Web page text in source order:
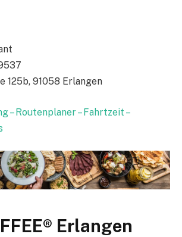
125b, 91058 Erlangen
– Routenplaner – Fahrtzeit –
Erlangen